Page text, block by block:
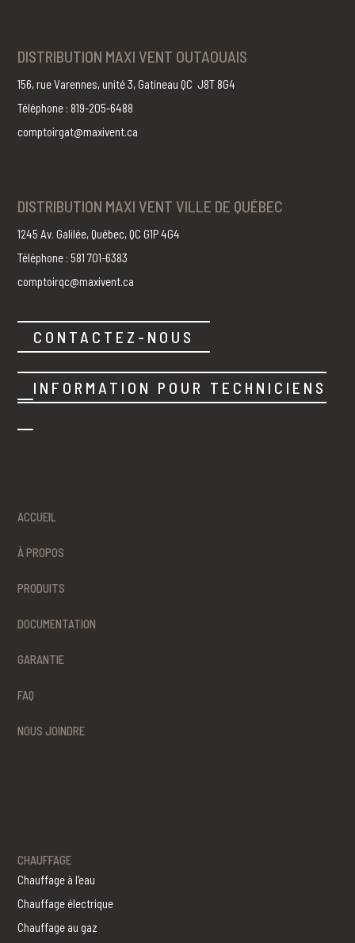
DISTRIBUTION MAXI VENT OUTAOUAIS
156, rue Varennes, unité 3, Gatineau QC J8T 8G4
Téléphone : 819-205-6488
comptoirgat@maxivent.ca
DISTRIBUTION MAXI VENT VILLE DE QUÉBEC
1245 Av. Galilée, Québec, QC G1P 4G4
Téléphone : 581 701-6383
comptoirqc@maxivent.ca
CONTACTEZ-NOUS
INFORMATION POUR TECHNICIENS
ACCUEIL
À PROPOS
PRODUITS
DOCUMENTATION
GARANTIE
FAQ
NOUS JOINDRE
CHAUFFAGE
Chauffage à l'eau
Chauffage électrique
Chauffage au gaz